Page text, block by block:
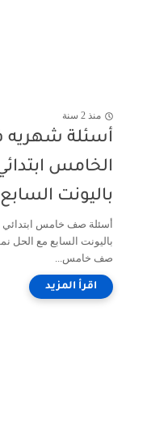
منذ 2 سنة
أسئلة شهريه
الخامس
باليونت
أسئلة صف خامس ابتدائي
باليونت السابع مع الحل
صف خامس...